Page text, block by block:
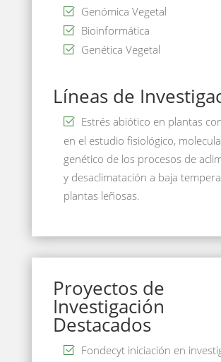
Genómica Vegetal
Bioinformática
Genética Vegetal
Líneas de
Estrés abiótico en plantas
en el estudio fisiológico,
genético de los procesos de
y desaclimatación a baja
plantas leñosas.
Proyectos de
Investigación
Destacados
Fondecyt iniciación en